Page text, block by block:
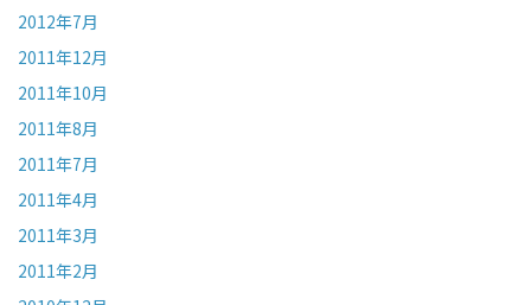
2012年7月
2011年12月
2011年10月
2011年8月
2011年7月
2011年4月
2011年3月
2011年2月